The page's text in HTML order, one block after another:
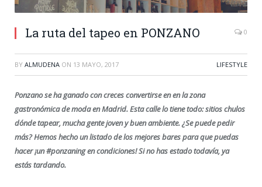
La ruta del tapeo en PONZANO 0
BY ALMUDENA ON 13 MAYO, 2017 LIFESTYLE
Ponzano se ha ganado con creces convertirse en en la zona
gastronómica de moda en Madrid. Esta calle lo tiene todo: sitios chulos
dónde tapear, mucha gente joven y buen ambiente. ¿Se puede pedir
más? Hemos hecho un listado de los mejores bares para que puedas
hacer ¡un #ponzaning en condiciones! Si no has estado todavía, ya
estás tardando.